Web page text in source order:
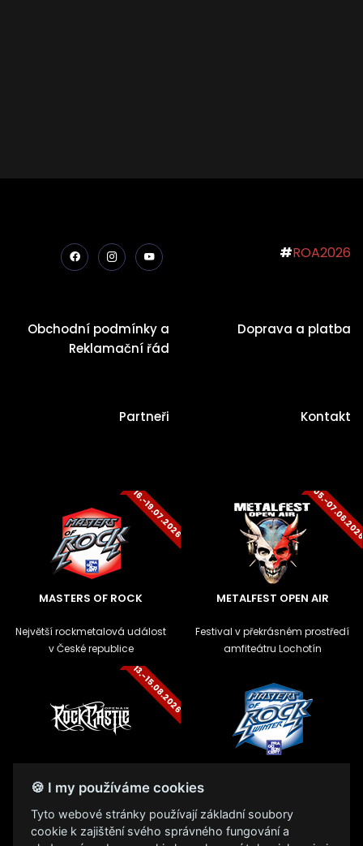
#ROA2026
Obchodní podmínky a
Reklamační řád
Doprava a platba
Partneři Kontakt
16.-19.07.2026
MASTERS OF ROCK
Největší rockmetalová událost
v České republice
05.-
METALFEST OPEN AIR
Festival v překrásném prostředí
amfiteátru Lochotín
13.-15.08.2026
Festival na zámku v
Moravském Krumlově na Jižní
Moravě
Zimní mutace největšího
metalového festivalu v České
republice
🍪 I my používáme cookies
Tyto webové stránky používají základní soubory
cookie k zajištění svého správného fungování a